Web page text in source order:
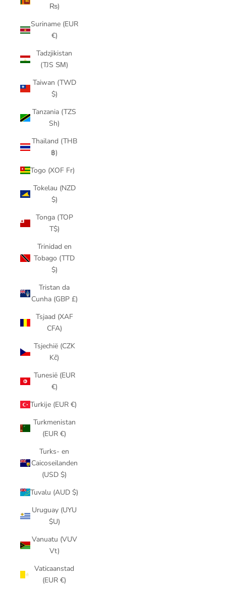
₨)
Suriname (EUR
€)
Tadzjikistan
(TJS ЅМ)
Taiwan (TWD
$)
Tanzania (TZS
Sh)
Thailand (THB
฿)
Togo (XOF Fr)
Tokelau (NZD
$)
Tonga (TOP
T$)
Trinidad en
Tobago (TTD
$)
Tristan da
Cunha (GBP £)
Tsjaad (XAF
CFA)
Tsjechië (CZK
Kč)
Tunesië (EUR
€)
Turkije (EUR €)
Turkmenistan
(EUR €)
Turks- en
Caicoseilanden
(USD $)
Tuvalu (AUD $)
Uruguay (UYU
$U)
Vanuatu (VUV
Vt)
Vaticaanstad
(EUR €)